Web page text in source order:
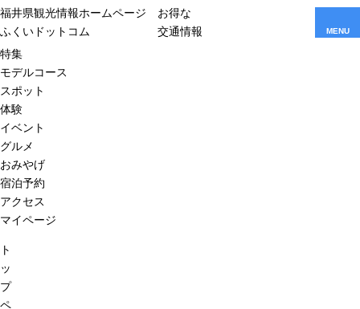
福井県観光情報ホームページ
ふくいドットコム
お得な
交通情報
MENU
特集
モデルコース
スポット
体験
イベント
グルメ
おみやげ
宿泊予約
アクセス
マイページ
ト
ッ
プ
ペ